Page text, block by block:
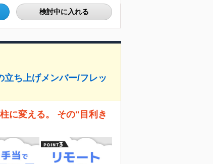
検討中に入れる
ち上げメンバー/フレッ
に変える。 その"目利き